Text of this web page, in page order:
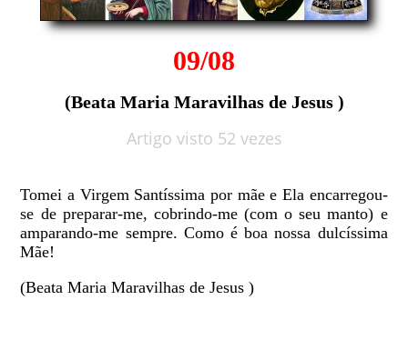
09/08
(Beata Maria Maravilhas de Jesus )
Artigo visto 52 vezes
Tomei a Virgem Santíssima por mãe e Ela encarregou-
se de preparar-me, cobrindo-me (com o seu manto) e
amparando-me sempre. Como é boa nossa dulcíssima
Mãe!
(Beata Maria Maravilhas de Jesus )